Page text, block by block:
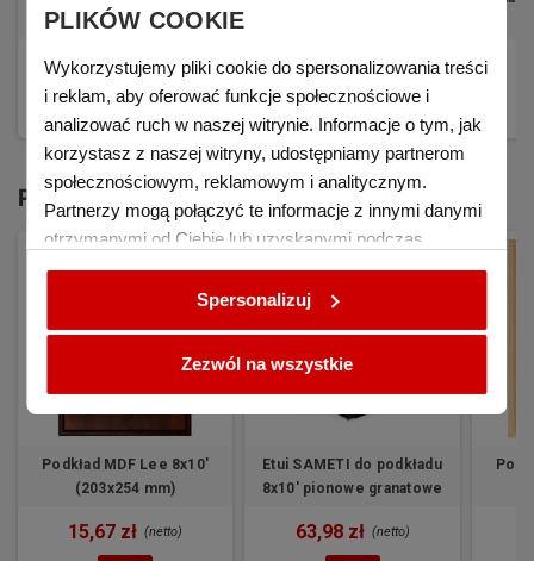
złota ciemna
29,67 zł (netto)
KUP
29,67 zł (netto)
KUP
PODKŁADY MDF I ETUI
Podkład MDF Lee 8x10'
(203x254 mm)
15,67 zł (netto)
Etui SAMETI do podkładu
8x10' pionowe granatowe
63,98 zł (netto)
PLIKÓW COOKIE
Wykorzystujemy pliki cookie do spersonalizowania treści
i reklam, aby oferować funkcje społecznościowe i
analizować ruch w naszej witrynie. Informacje o tym, jak
korzystasz z naszej witryny, udostępniamy partnerom
społecznościowym, reklamowym i analitycznym.
Partnerzy mogą połączyć te informacje z innymi danymi
otrzymanymi od Ciebie lub uzyskanymi podczas
korzystania z ich usług.
Spersonalizuj
Zezwól na wszystkie